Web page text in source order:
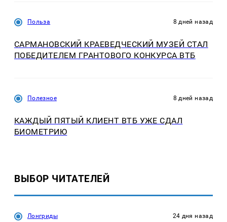
Польза 8 дней назад
САРМАНОВСКИЙ КРАЕВЕДЧЕСКИЙ МУЗЕЙ СТАЛ
ПОБЕДИТЕЛЕМ ГРАНТОВОГО КОНКУРСА ВТБ
Полезное 8 дней назад
КАЖДЫЙ ПЯТЫЙ КЛИЕНТ ВТБ УЖЕ СДАЛ
БИОМЕТРИЮ
ВЫБОР ЧИТАТЕЛЕЙ
Лонгриды 24 дня назад